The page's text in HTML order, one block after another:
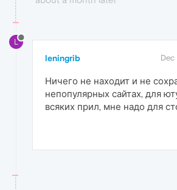
L
leningrib Dec
Ничего не находит и не
непопулярных сайтах, для
всяких прил, мне надо для